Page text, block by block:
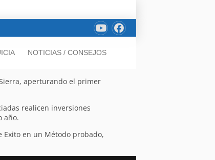
NOTICIAS / CONSEJOS
aperturando el primer
realicen inversiones
año.
Exito en un Método probado,